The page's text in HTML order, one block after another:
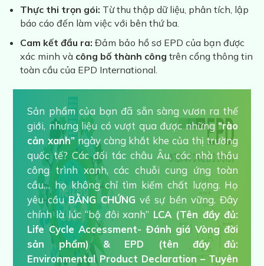
Thực thi trọn gói: Từ thu thập dữ liệu, phân tích, lập
báo cáo đến làm việc với bên thứ ba.
Cam kết đầu ra: Đảm bảo hồ sơ EPD của bạn được
xác minh và công bố thành công trên cổng thông tin
toàn cầu của EPD International.
Sản phẩm của bạn đã sẵn sàng vươn ra thế
giới, nhưng liệu có vượt qua được những “rào
cản xanh”ngày càng khắt khe của thị trường
quốc tế? Các đối tác châu Âu, các nhà thầu
công trình xanh, các chuỗi cung ứng toàn
cầu… họ không chỉ tìm kiếm chất lượng. Họ
yêu cầuBẰNG CHỨNG về sự bền vững. Đây
chính là lúc “bộ đôi xanh” LCA (Tên đầy đủ:
Life Cycle Accessment- Đánh giá Vòng đời
sản phẩm) & EPD (tên đầy đủ:
Environmental Product Declaration – Tuyên